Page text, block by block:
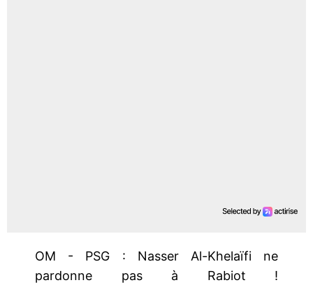
OM - PSG : Nasser Al-Khelaïfi ne
pardonne pas à Rabiot !